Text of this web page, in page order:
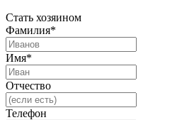
Стать хозяином
Фамилия*
Имя*
Отчество
Телефон